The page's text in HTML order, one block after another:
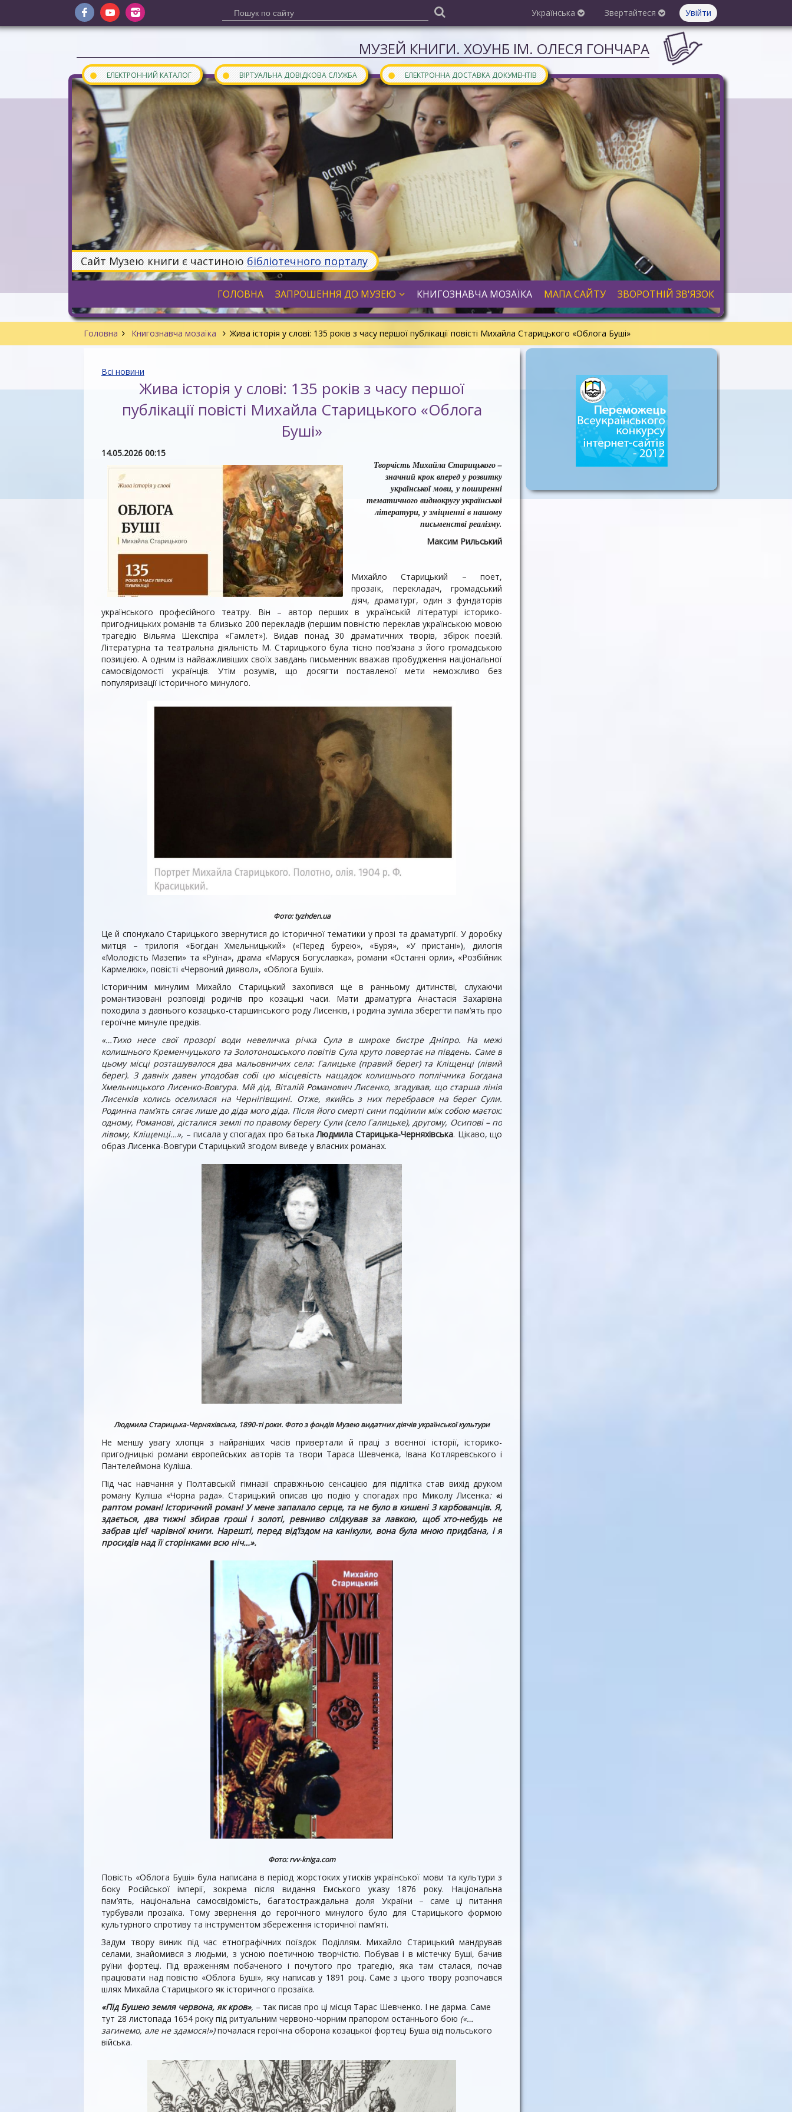
Українська Звертайтеся Увійти
МУЗЕЙ КНИГИ. ХОУНБ ІМ. ОЛЕСЯ ГОНЧАРА
● ЕЛЕКТРОННИЙ КАТАЛОГ ● ВІРТУАЛЬНА ДОВІДКОВА СЛУЖБА ● ЕЛЕКТРОННА ДОСТАВКА ДОКУМЕНТІВ
Сайт Музею книги є частиною бібліотечного порталу
ГОЛОВНА ЗАПРОШЕННЯ ДО МУЗЕЮ КНИГОЗНАВЧА МОЗАЇКА МАПА САЙТУ ЗВОРОТНІЙ ЗВ'ЯЗОК
Головна Книгознавча мозаїка Жива історія у слові: 135 років з часу першої публікації повісті Михайла Старицького «Облога Буші»
Всі новини
Жива історія у слові: 135 років з часу першої
публікації повісті Михайла Старицького «Облога
Буші»
14.05.2026 00:15
Творчість Михайла Старицького –
значний крок вперед у розвитку
української мови, у поширенні
тематичного виднокругу української
літератури, у зміцненні в нашому
письменстві реалізму.
Максим Рильський
Михайло Старицький – поет,
прозаїк, перекладач, громадський
діяч, драматург, один з фундаторів
українського професійного театру. Він – автор перших в українській літературі історико-
пригодницьких романів та близько 200 перекладів (першим повністю переклав українською мовою
трагедію Вільяма Шекспіра «Гамлет»). Видав понад 30 драматичних творів, збірок поезій.
Літературна та театральна діяльність М. Старицького була тісно пов’язана з його громадською
позицією. А одним із найважливіших своїх завдань письменник вважав пробудження національної
самосвідомості українців. Утім розумів, що досягти поставленої мети неможливо без
популяризації історичного минулого.
Фото: tyzhden.ua
Це й спонукало Старицького звернутися до історичної тематики у прозі та драматургії. У доробку
митця – трилогія «Богдан Хмельницький» («Перед бурею», «Буря», «У пристані»), дилогія
«Молодість Мазепи» та «Руїна», драма «Маруся Богуславка», романи «Останні орли», «Розбійник
Кармелюк», повісті «Червоний диявол», «Облога Буші».
Історичним минулим Михайло Старицький захопився ще в ранньому дитинстві, слухаючи
романтизовані розповіді родичів про козацькі часи. Мати драматурга Анастасія Захарівна
походила з давнього козацько-старшинського роду Лисенків, і родина зуміла зберегти пам’ять про
героїчне минуле предків.
«…Тихо несе свої прозорі води невеличка річка Сула в широке бистре Дніпро. На межі
колишнього Кременчуцького та Золотоношського повітів Сула круто повертає на південь. Саме в
цьому місці розташувалося два мальовничих села: Галицьке (правий берег) та Кліщенці (лівий
берег). З давніх давен уподобав собі цю місцевість нащадок колишнього поплічника Богдана
Хмельницького Лисенко-Вовгура. Мй дід, Віталій Романович Лисенко, згадував, що старша лінія
Лисенків колись оселилася на Чернігівщині. Отже, якийсь з них перебрався на берег Сули.
Родинна пам’ять сягає лише до діда мого діда. Після його смерті сини поділили між собою маєток:
одному, Романові, дісталися землі по правому берегу Сули (село Галицьке), другому, Осипові – по
лівому, Кліщенці…», – писала у спогадах про батькаЛюдмила Старицька-Черняхівська. Цікаво, що
образ Лисенка-Вовгури Старицький згодом виведе у власних романах.
Людмила Старицька-Черняхівська, 1890-ті роки. Фото з фондів Музею видатних діячів української культури
Не меншу увагу хлопця з найраніших часів привертали й праці з воєнної історії, історико-
пригодницькі романи європейських авторів та твори Тараса Шевченка, Івана Котляревського і
Пантелеймона Куліша.
Під час навчання у Полтавській гімназії справжньою сенсацією для підлітка став вихід друком
роману Куліша «Чорна рада». Старицький описав цю подію у спогадах про Миколу Лисенка: «І
раптом роман! Історичний роман! У мене запалало серце, та не було в кишені 3 карбованців. Я,
здається, два тижні збирав гроші і золоті, ревниво слідкував за лавкою, щоб хто-небудь не
забрав цієї чарівної книги. Нарешті, перед від’їздом на канікули, вона була мною придбана, і я
просидів над її сторінками всю ніч…».
Фото: rvv-kniga.com
Повість «Облога Буші» була написана в період жорстоких утисків української мови та культури з
боку Російської імперії, зокрема після видання Емського указу 1876 року. Національна
пам’ять, національна самосвідомість, багатостраждальна доля України – саме ці питання
турбували прозаїка. Тому звернення до героїчного минулого було для Старицького формою
культурного спротиву та інструментом збереження історичної пам’яті.
Задум твору виник під час етнографічних поїздок Поділлям. Михайло Старицький мандрував
селами, знайомився з людьми, з усною поетичною творчістю. Побував і в містечку Буші, бачив
руїни фортеці. Під враженням побаченого і почутого про трагедію, яка там сталася, почав
працювати над повістю «Облога Буші», яку написав у 1891 році. Саме з цього твору розпочався
шлях Михайла Старицького як історичного прозаїка.
«Під Бушею земля червона, як кров», – так писав про ці місця Тарас Шевченко. І не дарма. Саме
тут 28 листопада 1654 року під ритуальним червоно-чорним прапором останнього бою («…
загинемо, але не здамося!»)почалася героїчна оборона козацької фортеці Буша від польського
війська.